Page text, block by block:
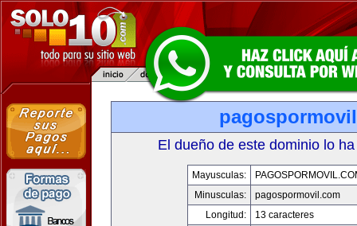
El dueño de este dominio lo
Mayusculas:
Minusculas:
pagospormovil.com
Longitud:
13 caracteres